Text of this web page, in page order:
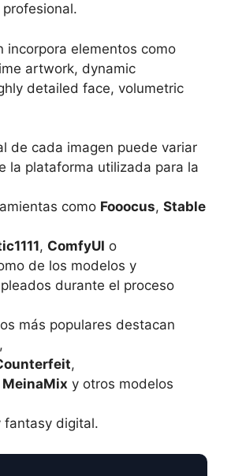
incorpora elementos como
artwork, dynamic
detailed face, volumetric
de cada imagen puede variar
la plataforma utilizada para la
como Fooocus, Stable
, ComfyUI o
de los modelos y
durante el proceso
más populares destacan
,
,
MeinaMix y otros modelos
fantasy digital.